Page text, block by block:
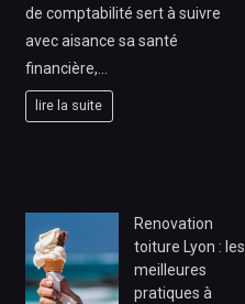
de comptabilité sert à suivre
avec aisance sa santé
financière,…
lire la suite
Renovation
toiture Lyon : les
meilleures
pratiques à